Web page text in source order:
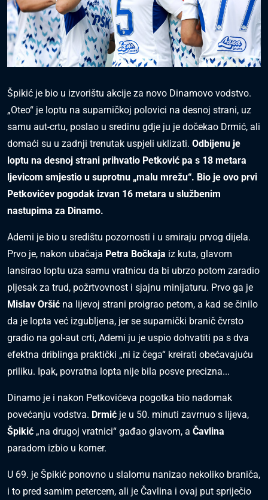
Špikić je bio u izvorištu akcije za novo Dinamovo vodstvo.
„Oteo“ je loptu na suparničkoj polovici na desnoj strani, uz
samu aut-crtu, poslao u sredinu gdje ju je dočekao Drmić, ali
domaći su u zadnji trenutak uspjeli uklizati. Odbijenu je
loptu na desnoj strani prihvatio Petković pa s 18 metara
ljevicom smjestio u suprotnu „malu mrežu“. Bio je ovo prvi
Petkovićev pogodak izvan 16 metara u službenim
nastupima za Dinamo.
Ademi je bio u središtu pozornosti i u smiraju prvog dijela.
Prvo je, nakon ubačaja Petra Bočkaja iz kuta, glavom
lansirao loptu uza samu vratnicu da bi ubrzo potom zaradio
pljesak za trud, požrtvovnost i sjajnu minijaturu. Prvo ga je
Mislav Oršić na lijevoj strani proigrao petom, a kad se činilo
da je lopta već izgubljena, jer se suparnički branič čvrsto
gradio na gol-aut crti, Ademi ju je uspio dohvatiti pa s dva
efektna driblinga praktički „ni iz čega“ kreirati obećavajuću
priliku. Ipak, povratna lopta nije bila posve precizna...
Dinamo je i nakon Petkovićeva pogotka bio nadomak
povećanju vodstva. Drmić je u 50. minuti zavrnuo s lijeva,
Špikić „na drugoj vratnici“ gađao glavom, a Čavlina
paradom izbio u korner.
U 69. je Špikić ponovno u slalomu nanizao nekoliko braniča,
i to pred samim petercem, ali je Čavlina i ovaj put spriječio